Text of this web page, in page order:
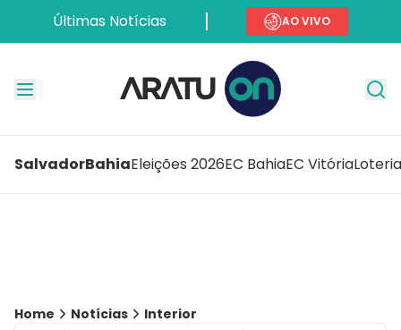
Últimas Notícias AO VIVO
SalvadorBahiaEleições 2026EC BahiaEC Vitória
Home Notícias Interior